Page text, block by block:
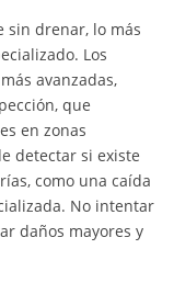
sin drenar, lo más
Los
avanzadas,
que
en zonas
detectar si existe
como una caída
No intentar
daños mayores y